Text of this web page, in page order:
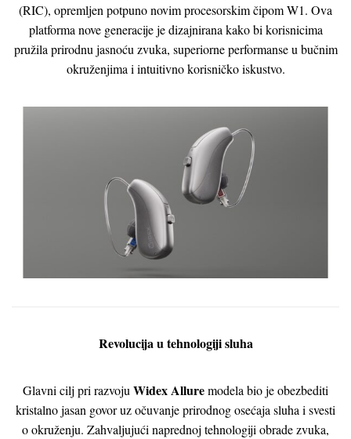
(RIC), opremljen potpuno novim procesorskim čipom W1. Ova
platforma nove generacije je dizajnirana kako bi korisnicima
pružila prirodnu jasnoću zvuka, superiorne performanse u bučnim
okruženjima i intuitivno korisničko iskustvo.
Revolucija u tehnologiji sluha
Glavni cilj pri razvoju Widex Alluremodela bio je obezbediti
kristalno jasan govor uz očuvanje prirodnog osećaja sluha i svesti
o okruženju. Zahvaljujući naprednoj tehnologiji obrade zvuka,